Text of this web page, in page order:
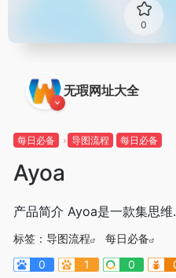
0
无瑕网址大全
每日必备 导图流程 每日必备
Ayoa
产品简介 Ayoa是一款集思维
标签： 导图流程
每日必备
0
1 0